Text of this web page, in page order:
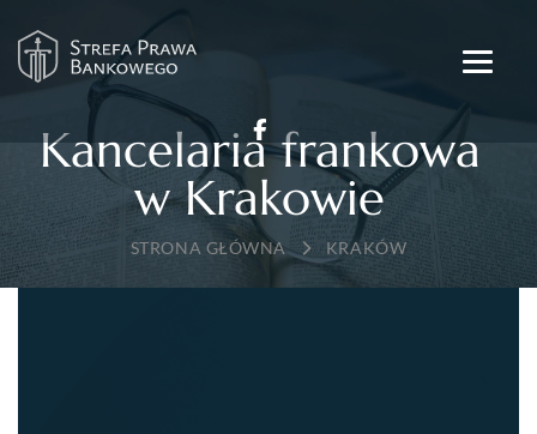
Kancelaria frankowa
w Krakowie
→ KRAKÓW